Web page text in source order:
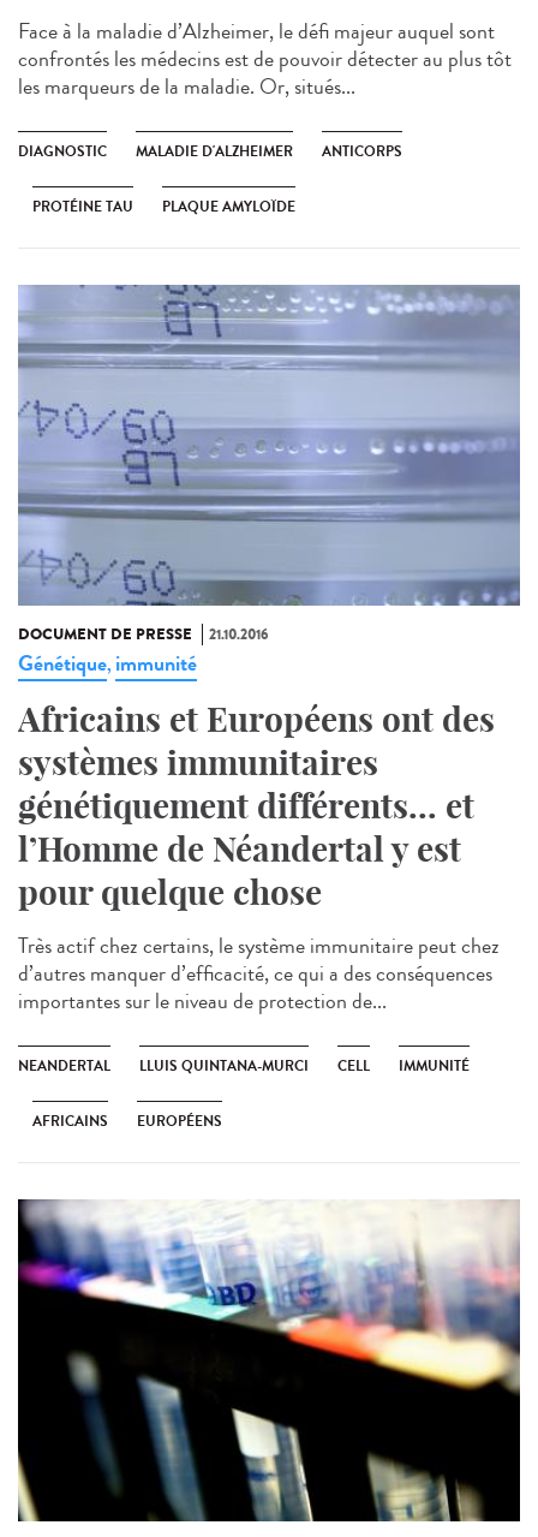
Face à la maladie d’Alzheimer, le défi majeur auquel sont
confrontés les médecins est de pouvoir détecter au plus tôt
les marqueurs de la maladie. Or, situés...
DIAGNOSTIC MALADIE D'ALZHEIMER ANTICORPS
PROTÉINE TAU PLAQUE AMYLOÏDE
DOCUMENT DE PRESSE 21.10.2016
Génétique, immunité
Africains et Européens ont des
systèmes immunitaires
génétiquement différents... et
l’Homme de Néandertal y est
pour quelque chose
Très actif chez certains, le système immunitaire peut chez
d’autres manquer d’efficacité, ce qui a des conséquences
importantes sur le niveau de protection de...
NEANDERTAL LLUIS QUINTANA-MURCI CELL IMMUNITÉ
AFRICAINS EUROPÉENS